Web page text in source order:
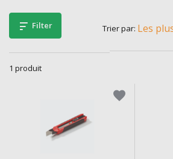
Filter
1 produit
Trier par: